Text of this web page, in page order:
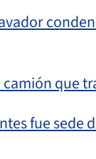
que
fue sede